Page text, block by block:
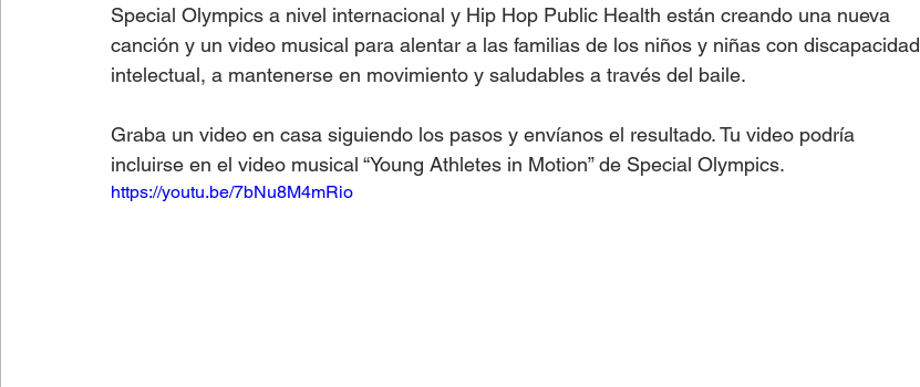
Salud Mental eSports Charlas y talleres Literatura Arte
Lectura fácil Columnas de Opinión
Special Olympics a nivel internacional y Hip Hop Public Health están creando una nueva
canción y un video musical para alentar a las familias de los niños y niñas con discapacidad
intelectual, a mantenerse en movimiento y saludables a través del baile.
Graba un video en casa siguiendo los pasos y envíanos el resultado. Tu video podría
incluirse en el video musical “Young Athletes in Motion” de Special Olympics.
https://youtu.be/7bNu8M4mRio